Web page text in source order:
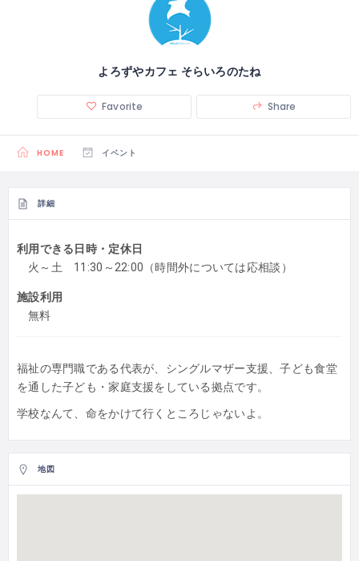
よろずやカフェ そらいろのたね
Favorite Share
HOME イベント
詳細
利用できる日時・定休日
火～土 11:30～22:00（時間外については応相談）
施設利用
無料
福祉の専門職である代表が、シングルマザー支援、子ども食堂
を通した子ども・家庭支援をしている拠点です。
学校なんて、命をかけて行くところじゃないよ。
地図